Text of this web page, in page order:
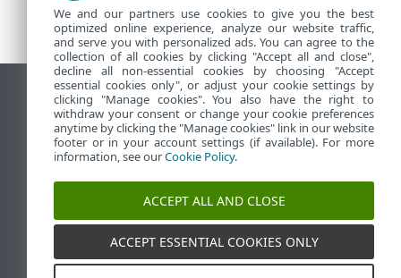
Wyświetl witrynę internetową dla
komputerów
End of Life
Baza wiedzy ESET
ESET Status Portal
Pomoc regionalna
We and our partners use cookies to give you the best
optimized online experience, analyze our website traffic,
and serve you with personalized ads. You can agree to the
collection of all cookies by clicking "Accept all and close",
decline all non-essential cookies by choosing "Accept
essential cookies only", or adjust your cookie settings by
clicking "Manage cookies". You also have the right to
withdraw your consent or change your cookie preferences
anytime by clicking the "Manage cookies" link in our website
footer or in your account settings (if available). For more
information, see ourCookie Policy.
ACCEPT ALL AND CLOSE
ACCEPT ESSENTIAL COOKIES ONLY